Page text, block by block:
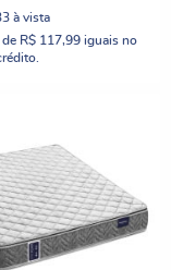
à vista
de R$ 117,99 iguais no